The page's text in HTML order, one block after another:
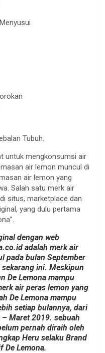
Tubuh.
untuk mengkonsumsi air
air lemon muncul di
air lemon yang
Salah satu merk air
situs, marketplace dan
yang dulu pertama
dengan web
adalah merk air
pada bulan September
ini. Meskipun
De Lemona mampu
air peras lemon yang
De Lemona mampu
setiap bulannya, dari
Maret 2019. sebuah
pernah diraih oleh
Heru selaku Brand
De Lemona.